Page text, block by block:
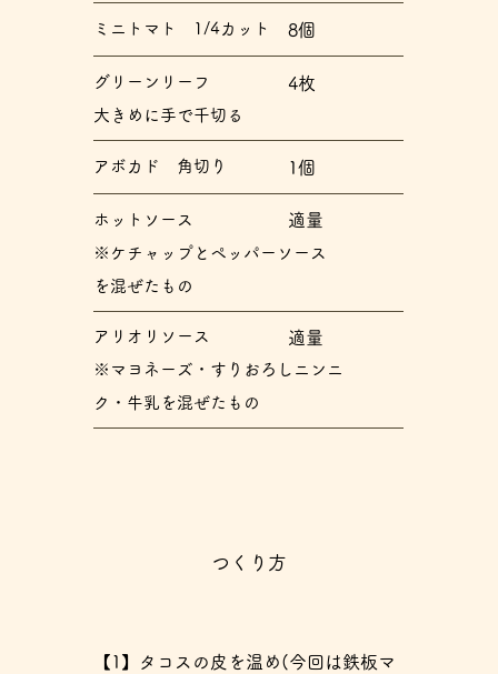
ミニトマト 1/4カット 8個
グリーンリーフ
大きめに手で千切る
4枚
アボカド 角切り 1個
ホットソース
※ケチャップとペッパーソース
を混ぜたもの
​適量
アリオリソース
※マヨネーズ・すりおろしニンニ
ク・牛乳を混ぜたもの
​適量
つくり方
【1】タコスの皮を温め(今回は鉄板マ